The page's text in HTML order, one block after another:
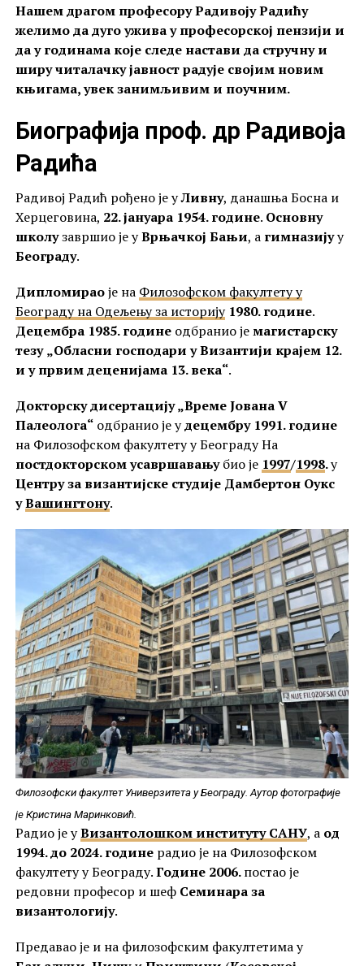
Нашем драгом професору Радивоју Радићу
желимо да дуго ужива у професорској пензији и
да у годинама које следе настави да стручну и
ширу читалачку јавност радује својим новим
књигама, увек занимљивим и поучним.
Биографија проф. др Радивоја
Радића
Радивој Радић рођено је уЛивну, данашња Босна и
Херцеговина, 22. јануара 1954. године. Основну
школузавршио је уВрњачкој Бањи, а гимназијуу
Београду.
Дипломираоје на Филозофском факултету у
Београду на Одељењу за историју 1980. године.
Децембра 1985. годинеодбранио јемагистарску
тезу „Обласни господари у Византији крајем 12.
и у првим деценијама 13. века“.
Докторску дисертацију „Време Јована V
Палеолога“одбранио је удецембру 1991. године
на Филозофском факултету у Београду На
постдокторском усавршавањубио је 1997/1998.у
Центру за византијске студије Дамбертон Оукс
уВашингтону.
Филозофски факултет Универзитета у Београду. Аутор фотографије
је Кристина Маринковић.
Радио је уВизантолошком институту САНУ, а од
1994. до 2024. годинерадио је на Филозофском
факултету у Београду.Године 2006.постао је
редовни професор и шеф Семинара за
византологију.
Предавао је и на филозофским факултетима у